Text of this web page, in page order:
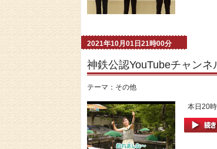
2021年10月01日21時00分
神鉄公認YouTubeチャンネ
テーマ： その他
本日20